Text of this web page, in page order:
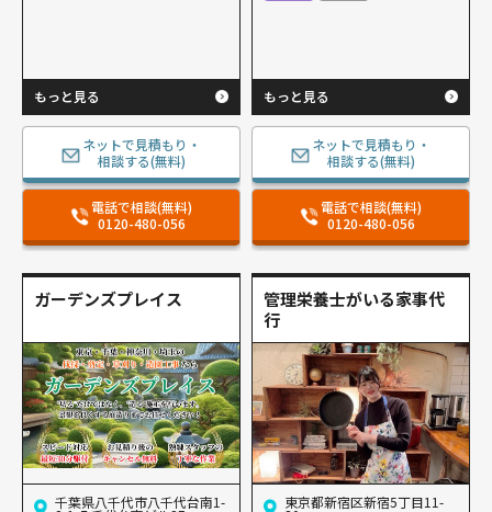
もっと見る
ネットで見積もり・
相談する(無料)
電話で相談(無料)
0120-480-056
もっと見る
ネットで見積もり・
相談する(無料)
電話で相談(無料)
0120-480-056
ガーデンズプレイス
千葉県八千代市八千代台南1-
管理栄養士がいる家事代
行
東京都新宿区新宿5丁目11-